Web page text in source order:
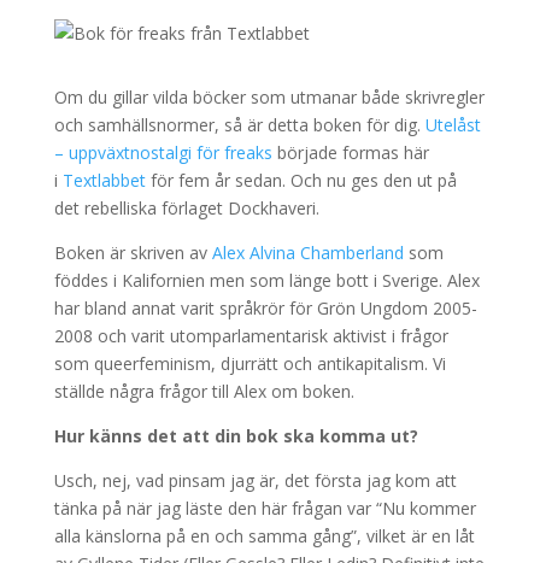
Om du gillar vilda böcker som utmanar både skrivregler
och samhällsnormer, så är detta boken för dig. Utelåst
– uppväxtnostalgi för freaks började formas här
i Textlabbetför fem år sedan. Och nu ges den ut på
det rebelliska förlaget Dockhaveri.
Boken är skriven av Alex Alvina Chamberland som
föddes i Kalifornien men som länge bott i Sverige. Alex
har bland annat varit språkrör för Grön Ungdom 2005-
2008 och varit utomparlamentarisk aktivist i frågor
som queerfeminism, djurrätt och antikapitalism. Vi
ställde några frågor till Alex om boken.
Hur känns det att din bok ska komma ut?
Usch, nej, vad pinsam jag är, det första jag kom att
tänka på när jag läste den här frågan var “Nu kommer
alla känslorna på en och samma gång”, vilket är en låt
Nödvändiga
Dessa kakor
går inte att
välja bort. De